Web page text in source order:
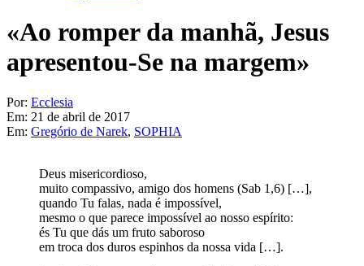
«Ao romper da manhã, Jesus
apresentou-Se na margem»
Por: Ecclesia
Em: 21 de abril de 2017
Em: Gregório de Narek, SOPHIA
Deus misericordioso,
muito compassivo, amigo dos homens (Sab 1,6) […],
quando Tu falas, nada é impossível,
mesmo o que parece impossível ao nosso espírito:
és Tu que dás um fruto saboroso
em troca dos duros espinhos da nossa vida […].